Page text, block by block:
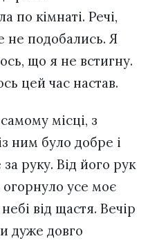
по кімнаті. Речі,
не подобались. Я
що я не встигну.
цей час настав.
місці, з
ним було добре і
руку. Від його рук
усе моє
від щастя. Вечір
дуже довго